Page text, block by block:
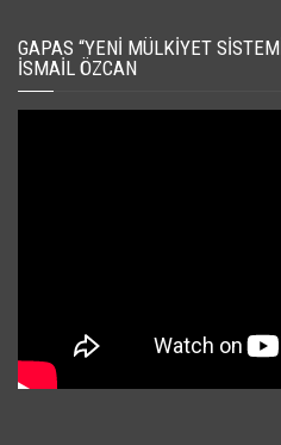
GAPAS “YENI MÜLKIYET
İSMAIL ÖZCAN